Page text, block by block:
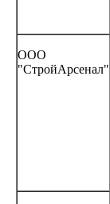
ООО
"СтройАрсенал"